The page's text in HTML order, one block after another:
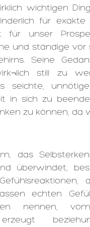
wichtigen
für exakte
für unser
und ständige vor
Seine
still zu
seichte,
in sich zu
zu können, da
das
überwindet,
echten
nennen,